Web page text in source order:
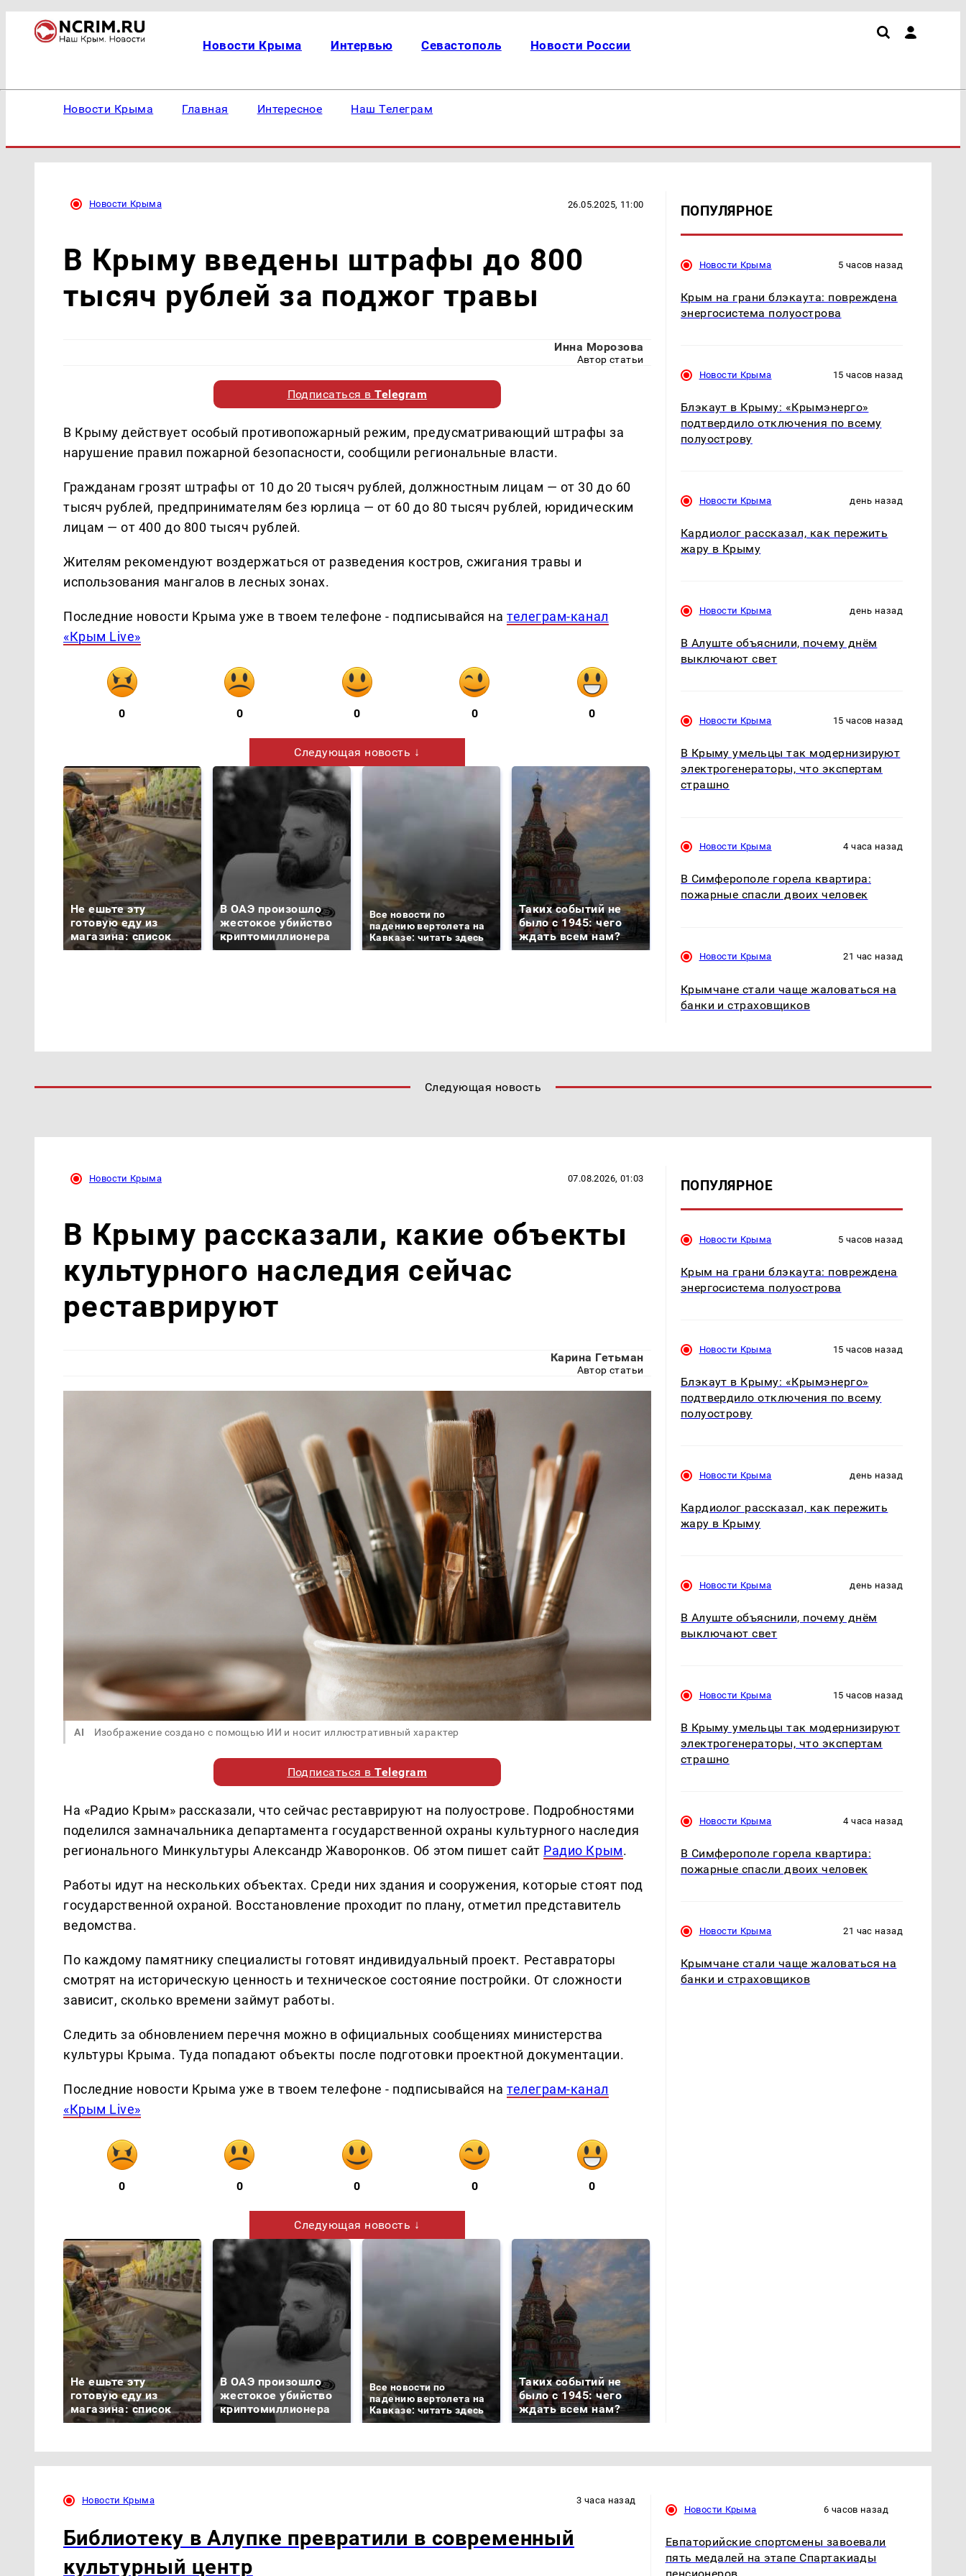
Новости Крыма Интервью Севастополь Новости России
Новости Крыма Главная Интересное Наш Телеграм
Новости Крыма 26.05.2025, 11:00
В Крыму введены штрафы до 800
тысяч рублей за поджог травы
Инна Морозова
Автор статьи
Подписаться вTelegram
В Крыму действует особый противопожарный режим, предусматривающий штрафы за
нарушение правил пожарной безопасности, сообщили региональные власти.
Гражданам грозят штрафы от 10 до 20 тысяч рублей, должностным лицам — от 30 до 60
тысяч рублей, предпринимателям без юрлица — от 60 до 80 тысяч рублей, юридическим
лицам — от 400 до 800 тысяч рублей.
Жителям рекомендуют воздержаться от разведения костров, сжигания травы и
использования мангалов в лесных зонах.
Последние новости Крыма уже в твоем телефоне - подписывайся нателеграм-канал
«Крым Live»
0 0 0 0 0
Следующая новость ↓
Не ешьте эту
готовую еду из
магазина: список
В ОАЭ произошло
жестокое убийство
криптомиллионера
Все новости по
падению вертолета на
Кавказе: читать здесь
Таких событий не
было с 1945: чего
ждать всем нам?
СМИ: В Химках на
ПОПУЛЯРНОЕ
Новости Крыма 5 часов назад
Крым на грани блэкаута: повреждена
энергосистема полуострова
Новости Крыма 15 часов назад
Блэкаут в Крыму: «Крымэнерго»
подтвердило отключения по всему
полуострову
Новости Крыма день назад
Кардиолог рассказал, как пережить
жару в Крыму
Новости Крыма день назад
В Алуште объяснили, почему днём
выключают свет
Новости Крыма 15 часов назад
В Крыму умельцы так модернизируют
электрогенераторы, что экспертам
страшно
Новости Крыма 4 часа назад
В Симферополе горела квартира:
пожарные спасли двоих человек
Новости Крыма 21 час назад
Крымчане стали чаще жаловаться на
банки и страховщиков
Следующая новость
Новости Крыма 07.08.2026, 01:03
В Крыму рассказали, какие объекты
культурного наследия сейчас
реставрируют
Карина Гетьман
Автор статьи
AI Изображение создано с помощью ИИ и носит иллюстративный характер
Подписаться вTelegram
На «Радио Крым» рассказали, что сейчас реставрируют на полуострове. Подробностями
поделился замначальника департамента государственной охраны культурного наследия
регионального Минкультуры Александр Жаворонков. Об этом пишет сайт Радио Крым.
Работы идут на нескольких объектах. Среди них здания и сооружения, которые стоят под
государственной охраной. Восстановление проходит по плану, отметил представитель
ведомства.
По каждому памятнику специалисты готовят индивидуальный проект. Реставраторы
смотрят на историческую ценность и техническое состояние постройки. От сложности
зависит, сколько времени займут работы.
Следить за обновлением перечня можно в официальных сообщениях министерства
культуры Крыма. Туда попадают объекты после подготовки проектной документации.
Последние новости Крыма уже в твоем телефоне - подписывайся нателеграм-канал
«Крым Live»
0 0 0 0 0
Следующая новость ↓
Не ешьте эту
готовую еду из
магазина: список
В ОАЭ произошло
жестокое убийство
криптомиллионера
Все новости по
падению вертолета на
Кавказе: читать здесь
Таких событий не
было с 1945: чего
ждать всем нам?
ПОПУЛЯРНОЕ
Новости Крыма 5 часов назад
Крым на грани блэкаута: повреждена
энергосистема полуострова
Новости Крыма 15 часов назад
Блэкаут в Крыму: «Крымэнерго»
подтвердило отключения по всему
полуострову
Новости Крыма день назад
Кардиолог рассказал, как пережить
жару в Крыму
Новости Крыма день назад
В Алуште объяснили, почему днём
выключают свет
Новости Крыма 15 часов назад
В Крыму умельцы так модернизируют
электрогенераторы, что экспертам
страшно
Новости Крыма 4 часа назад
В Симферополе горела квартира:
пожарные спасли двоих человек
Новости Крыма 21 час назад
Крымчане стали чаще жаловаться на
банки и страховщиков
Новости Крыма 3 часа назад
Библиотеку в Алупке превратили в современный
культурный центр
Новости Крыма 6 часов назад
Евпаторийские спортсмены завоевали
пять медалей на этапе Спартакиады